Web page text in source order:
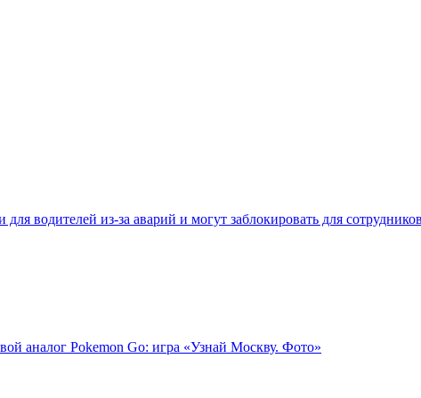
для водителей из-за аварий и могут заблокировать для
аналог Pokemon Go: игра «Узнай Москву. Фото»